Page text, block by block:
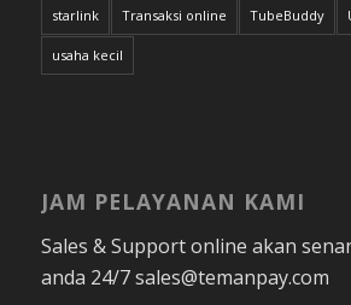
starlink Transaksi online TubeBuddy
usaha kecil
JAM PELAYANAN KAMI
Sales & Support online akan
anda 24/7 sales@temanpay.com